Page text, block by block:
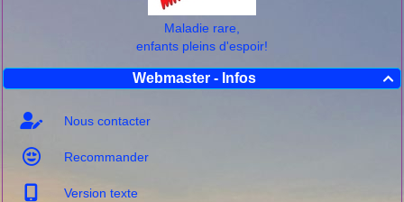
Maladie rare,
enfants pleins d'espoir!

Webmaster - Infos
Nous contacter
Recommander
Version texte